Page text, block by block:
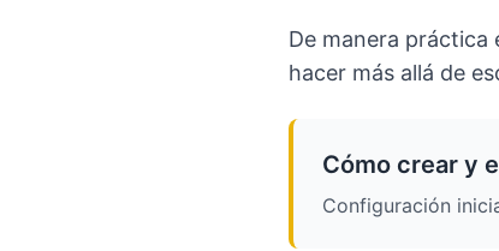
De manera
hacer más allá de
Cómo crear y
Configuración